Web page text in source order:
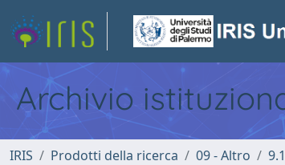
Archivio
IRIS Prodotti della ricerca 09 - Altro